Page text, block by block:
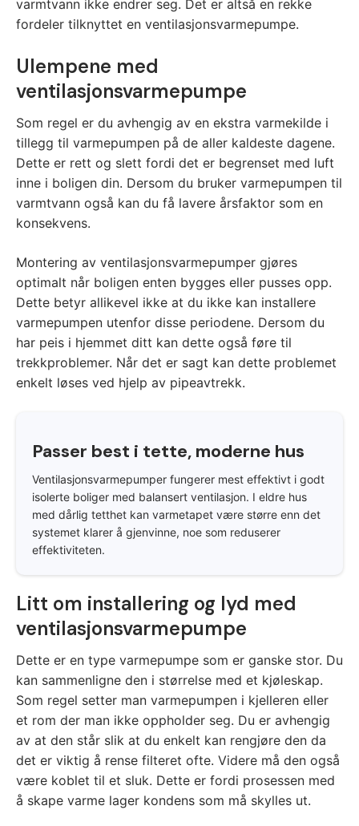
varmtvann ikke endrer seg. Det er altså en rekke
fordeler tilknyttet en ventilasjonsvarmepumpe.
Ulempene med
ventilasjonsvarmepumpe
Som regel er du avhengig av en ekstra varmekilde i
tillegg til varmepumpen på de aller kaldeste dagene.
Dette er rett og slett fordi det er begrenset med luft
inne i boligen din. Dersom du bruker varmepumpen til
varmtvann også kan du få lavere årsfaktor som en
konsekvens.
Montering av ventilasjonsvarmepumper gjøres
optimalt når boligen enten bygges eller pusses opp.
Dette betyr allikevel ikke at du ikke kan installere
varmepumpen utenfor disse periodene. Dersom du
har peis i hjemmet ditt kan dette også føre til
trekkproblemer. Når det er sagt kan dette problemet
enkelt løses ved hjelp av pipeavtrekk.
Passer best i tette, moderne hus
Ventilasjonsvarmepumper fungerer mest effektivt i godt
isolerte boliger med balansert ventilasjon. I eldre hus
med dårlig tetthet kan varmetapet være større enn det
systemet klarer å gjenvinne, noe som reduserer
effektiviteten.
Litt om installering og lyd med
ventilasjonsvarmepumpe
Dette er en type varmepumpe som er ganske stor. Du
kan sammenligne den i størrelse med et kjøleskap.
Som regel setter man varmepumpen i kjelleren eller
et rom der man ikke oppholder seg. Du er avhengig
av at den står slik at du enkelt kan rengjøre den da
det er viktig å rense filteret ofte. Videre må den også
være koblet til et sluk. Dette er fordi prosessen med
å skape varme lager kondens som må skylles ut.